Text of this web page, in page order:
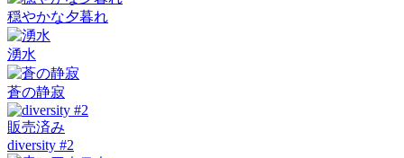
穏やかな夕暮れ
湧水
蒼の静寂
販売済み
diversity #2